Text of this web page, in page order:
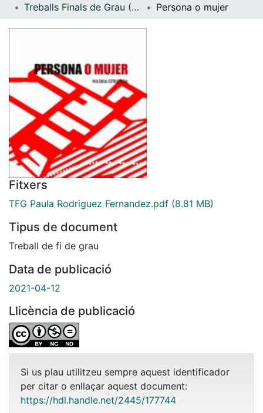
Treballs Finals de Grau (TFG) - Belles Arts
Persona o mujer
Fitxers
TFG Paula Rodriguez Fernandez.pdf (8.81 MB)
Tipus de document
Treball de fi de grau
Data de publicació
2021-04-12
Llicència de publicació
Si us plau utilitzeu sempre aquest identificador
per citar o enllaçar aquest document:
https://hdl.handle.net/2445/177744